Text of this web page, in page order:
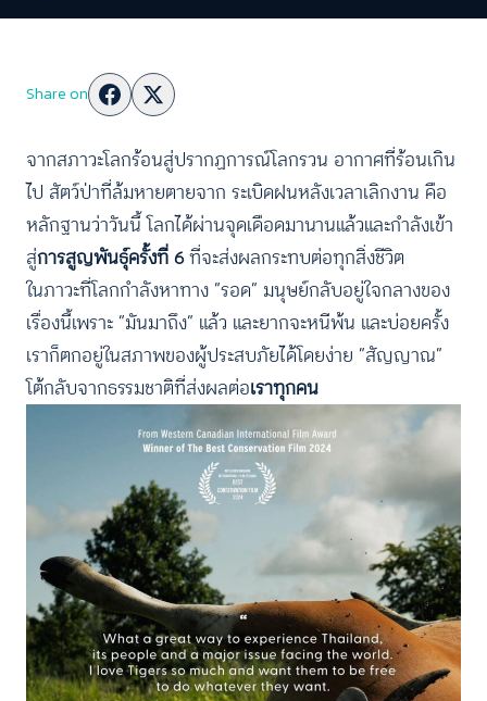
Share on
จากสภาวะโลกร้อนสู่ปรากฏการณ์โลกรวน อากาศที่ร้อนเกิน
ไป สัตว์ป่าที่ล้มหายตายจาก ระเบิดฝนหลังเวลาเลิกงาน คือ
หลักฐานว่าวันนี้ โลกได้ผ่านจุดเดือดมานานแล้วและกำลังเข้า
สู่การสูญพันธุ์ครั้งที่ 6ที่จะส่งผลกระทบต่อทุกสิ่งชีวิต
ในภาวะที่โลกกำลังหาทาง “รอด” มนุษย์กลับอยู่ใจกลางของ
เรื่องนี้เพราะ “มันมาถึง” แล้ว และยากจะหนีพ้น และบ่อยครั้ง
เราก็ตกอยู่ในสภาพของผู้ประสบภัยได้โดยง่าย “สัญญาณ”
โต้กลับจากธรรมชาติที่ส่งผลต่อเราทุกคน